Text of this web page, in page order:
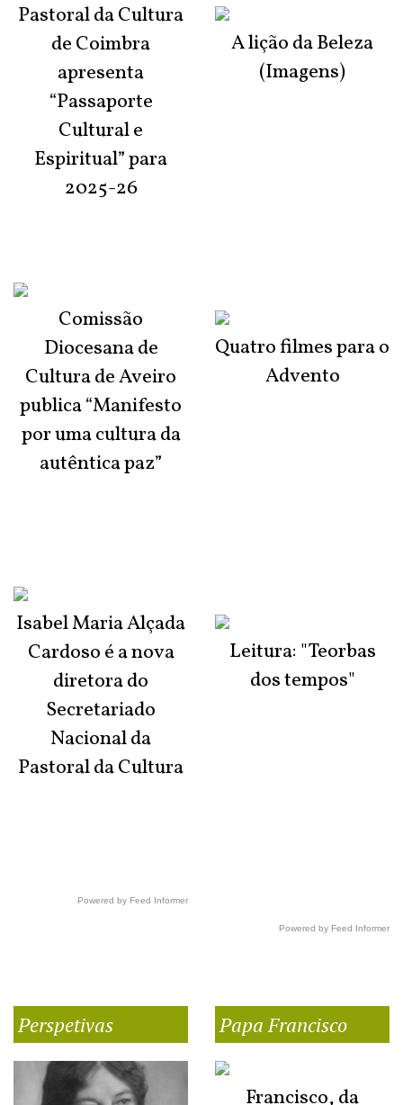
Pastoral da Cultura
de Coimbra
apresenta
“Passaporte
Cultural e
Espiritual” para
2025-26
Comissão
Diocesana de
Cultura de Aveiro
publica “Manifesto
por uma cultura da
autêntica paz”
Isabel Maria Alçada
Cardoso é a nova
diretora do
Secretariado
Nacional da
Pastoral da Cultura
Powered by Feed Informer
A lição da Beleza
(Imagens)
Quatro filmes para o
Advento
Leitura: "Teorbas
dos tempos"
Powered by Feed Informer
Perspetivas Papa Francisco
Francisco, da